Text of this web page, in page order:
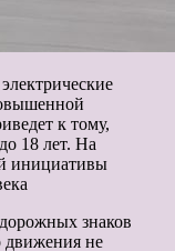
к тому,
18 лет. На
инициативы
знаков
движения не